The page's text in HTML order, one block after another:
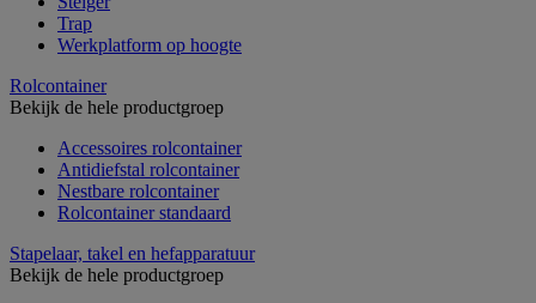
Trap
Werkplatform op hoogte
Rolcontainer
Bekijk de hele productgroep
Accessoires rolcontainer
Antidiefstal rolcontainer
Nestbare rolcontainer
Rolcontainer standaard
Stapelaar, takel en hefapparatuur
Bekijk de hele productgroep